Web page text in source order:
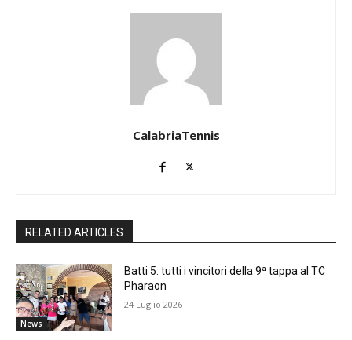
CalabriaTennis
RELATED ARTICLES
News
Batti 5: tutti i vincitori della 9ª tappa al TC
Pharaon
24 Luglio 2026